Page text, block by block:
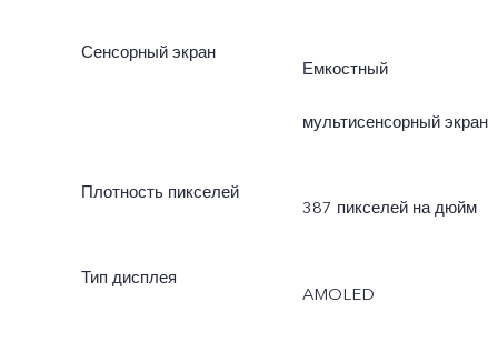
Сенсорный экран
Емкостный
мультисенсорный экран
Плотность пикселей
387 пикселей на дюйм
Тип дисплея
AMOLED